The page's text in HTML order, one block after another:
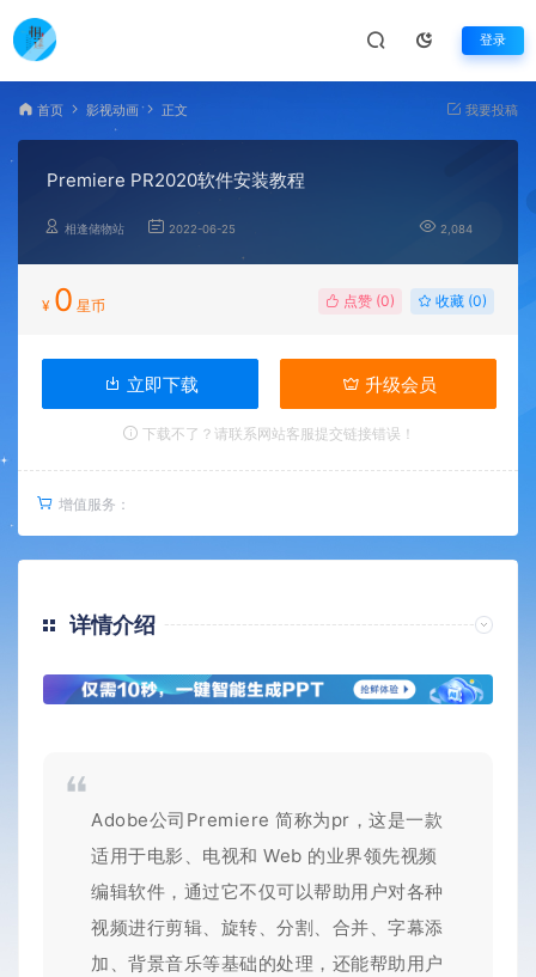
登录
首页 影视动画 正文 我要投稿
Premiere PR2020软件安装教程
相逢储物站 2022-06-25 2,084
¥ 0 星币 点赞 (0) 收藏 (0)
立即下载 升级会员
下载不了？请联系网站客服提交链接错误！
增值服务：
详情介绍
Adobe公司Premiere 简称为pr，这是一款
适用于电影、电视和 Web 的业界领先视频
编辑软件，通过它不仅可以帮助用户对各种
视频进行剪辑、旋转、分割、合并、字幕添
加、背景音乐等基础的处理，还能帮助用户